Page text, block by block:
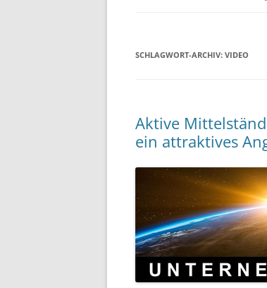
SCHLAGWORT-ARCHIV: VIDEO
Aktive
ein attraktives